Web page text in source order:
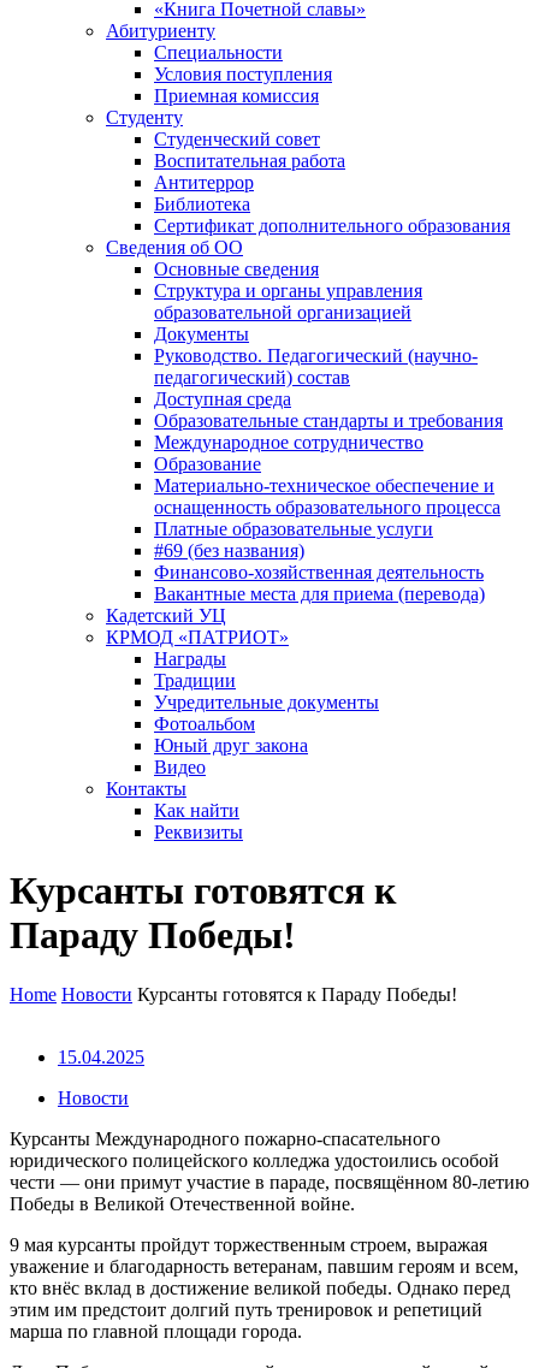
«Книга Почетной славы»
Абитуриенту
Специальности
Условия поступления
Приемная комиссия
Студенту
Студенческий совет
Воспитательная работа
Антитеррор
Библиотека
Сертификат дополнительного образования
Сведения об ОО
Основные сведения
Структура и органы управления
образовательной организацией
Документы
Руководство. Педагогический (научно-
педагогический) состав
Доступная среда
Образовательные стандарты и требования
Международное сотрудничество
Образование
Материально-техническое обеспечение и
оснащенность образовательного процесса
Платные образовательные услуги
#69 (без названия)
Финансово-хозяйственная деятельность
Вакантные места для приема (перевода)
Кадетский УЦ
КРМОД «ПАТРИОТ»
Награды
Традиции
Учредительные документы
Фотоальбом
Юный друг закона
Видео
Контакты
Как найти
Реквизиты
Курсанты готовятся к
Параду Победы!
Home Новости Курсанты готовятся к Параду Победы!
15.04.2025
Новости
Курсанты Международного пожарно-спасательного
юридического полицейского колледжа удостоились особой
чести — они примут участие в параде, посвящённом 80-летию
Победы в Великой Отечественной войне.
9 мая курсанты пройдут торжественным строем, выражая
уважение и благодарность ветеранам, павшим героям и всем,
кто внёс вклад в достижение великой победы. Однако перед
этим им предстоит долгий путь тренировок и репетиций
марша по главной площади города.